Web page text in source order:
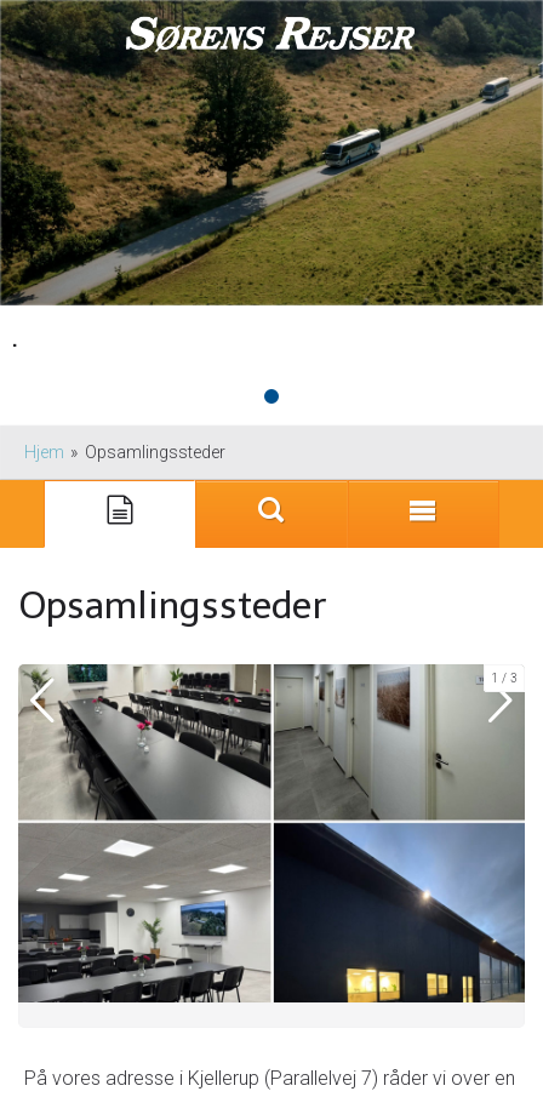
.
Hjem » Opsamlingssteder
Opsamlingssteder
1 3
På vores adresse i Kjellerup (Parallelvej 7) råder vi over en